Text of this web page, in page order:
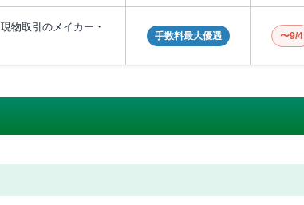
物取引のメイカー・
手数料最大優遇 〜9/4